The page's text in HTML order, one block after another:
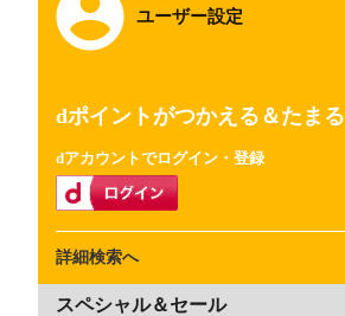
ユーザー設定
dポイントがつかえる＆たまる
dアカウントでログイン・登録
詳細検索へ
スペシャル＆セール